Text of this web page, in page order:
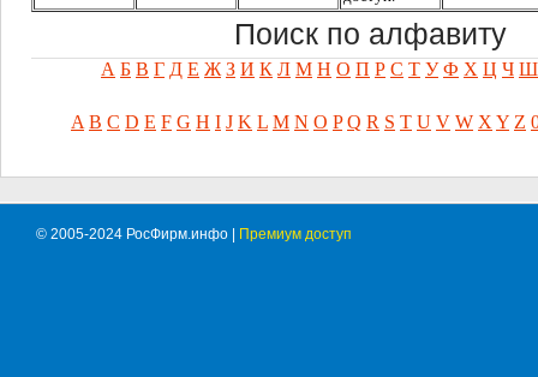
Поиск по алфавиту
А Б В Г Д Е Ж З И К Л М Н О П Р С Т У Ф Х Ц Ч Ш
A B C D E F G H I J K L M N O P Q R S T U V W X Y Z
© 2005-2024 РосФирм.инфо | Премиум доступ